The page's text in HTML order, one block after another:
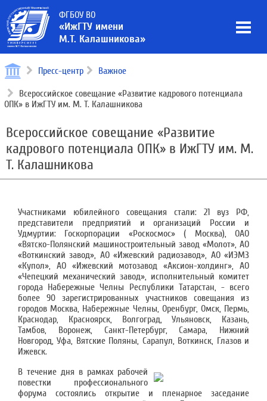
ФГБОУ ВО
«ИжГТУ имени
М.Т. Калашникова»
Пресс-центр Важное
Всероссийское совещание «Развитие кадрового потенциала
ОПК» в ИжГТУ им. М. Т. Калашникова
Всероссийское совещание «Развитие
кадрового потенциала ОПК» в ИжГТУ им. М.
Т. Калашникова
Участниками юбилейного совещания стали: 21 вуз РФ,
представители предприятий и организаций России и
Удмуртии: Госкорпорации «Роскосмос» ( Москва), ОАО
«Вятско-Полянский машиностроительный завод «Молот», АО
«Воткинский завод», АО «Ижевский радиозавод», АО «ИЭМЗ
«Купол», АО «Ижевский мотозавод «Аксион-холдинг», АО
«Чепецкий механический завод», исполнительный комитет
города Набережные Челны Республики Татарстан, - всего
более 90 зарегистрированных участников совещания из
городов Москва, Набережные Челны, Оренбург, Омск, Пермь,
Краснодар, Красноярск, Волгоград, Ульяновск, Казань,
Тамбов, Воронеж, Санкт-Петербург, Самара, Нижний
Новгород, Уфа, Вятские Поляны, Сарапул, Воткинск, Глазов и
Ижевск.
В течение дня в рамках рабочей
повестки профессионального
форума состоялись открытие и пленарное заседание